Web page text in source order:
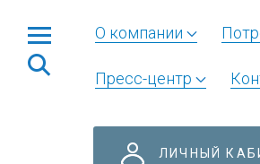
О компании
Пресс-центр
ЛИЧНЫЙ